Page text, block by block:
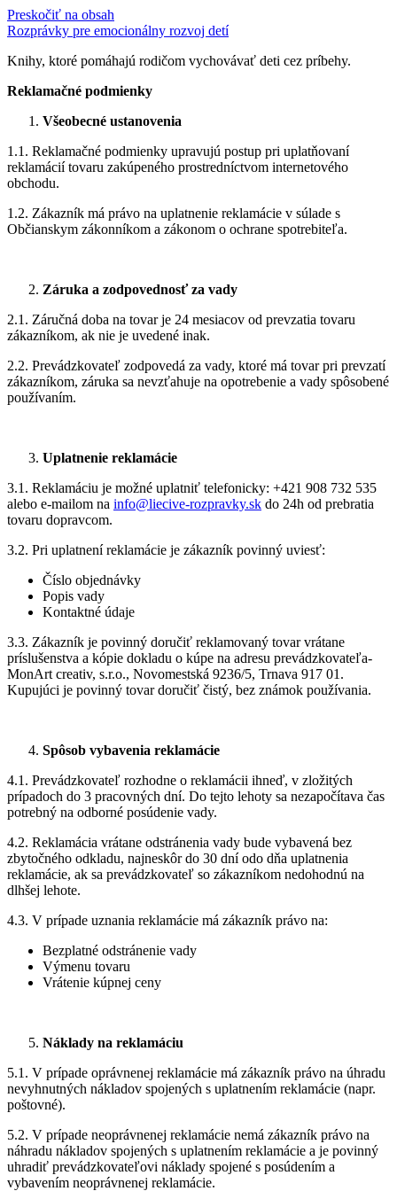
Nevyhnutné
Výkon
Reklama
© 2025 | CITYPRINT COOKIES MANAGER
Preskočiť na obsah
Rozprávky pre emocionálny rozvoj detí
Knihy, ktoré pomáhajú rodičom vychovávať deti cez príbehy.
Reklamačné podmienky
Všeobecné ustanovenia
1.1. Reklamačné podmienky upravujú postup pri uplatňovaní
reklamácií tovaru zakúpeného prostredníctvom internetového
obchodu.
1.2. Zákazník má právo na uplatnenie reklamácie v súlade s
Občianskym zákonníkom a zákonom o ochrane spotrebiteľa.
Záruka a zodpovednosť za vady
2.1. Záručná doba na tovar je 24 mesiacov od prevzatia tovaru
zákazníkom, ak nie je uvedené inak.
2.2. Prevádzkovateľ zodpovedá za vady, ktoré má tovar pri prevzatí
zákazníkom, záruka sa nevzťahuje na opotrebenie a vady spôsobené
používaním.
Uplatnenie reklamácie
3.1. Reklamáciu je možné uplatniť telefonicky: +421 908 732 535
alebo e-mailom na info@liecive-rozpravky.sk do 24h od prebratia
tovaru dopravcom.
3.2. Pri uplatnení reklamácie je zákazník povinný uviesť:
Číslo objednávky
Popis vady
Kontaktné údaje
3.3. Zákazník je povinný doručiť reklamovaný tovar vrátane
príslušenstva a kópie dokladu o kúpe na adresu prevádzkovateľa-
MonArt creativ, s.r.o., Novomestská 9236/5, Trnava 917 01.
Kupujúci je povinný tovar doručiť čistý, bez známok používania.
Spôsob vybavenia reklamácie
4.1. Prevádzkovateľ rozhodne o reklamácii ihneď, v zložitých
prípadoch do 3 pracovných dní. Do tejto lehoty sa nezapočítava čas
potrebný na odborné posúdenie vady.
4.2. Reklamácia vrátane odstránenia vady bude vybavená bez
zbytočného odkladu, najneskôr do 30 dní odo dňa uplatnenia
reklamácie, ak sa prevádzkovateľ so zákazníkom nedohodnú na
dlhšej lehote.
4.3. V prípade uznania reklamácie má zákazník právo na:
Bezplatné odstránenie vady
Výmenu tovaru
Vrátenie kúpnej ceny
Náklady na reklamáciu
5.1. V prípade oprávnenej reklamácie má zákazník právo na úhradu
nevyhnutných nákladov spojených s uplatnením reklamácie (napr.
poštovné).
5.2. V prípade neoprávnenej reklamácie nemá zákazník právo na
náhradu nákladov spojených s uplatnením reklamácie a je povinný
uhradiť prevádzkovateľovi náklady spojené s posúdením a
vybavením neoprávnenej reklamácie.